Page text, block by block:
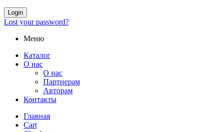
Login
Lost your password?
Меню
Каталог
О нас
О нас
Партнерам
Авторам
Контакты
Главная
Cart